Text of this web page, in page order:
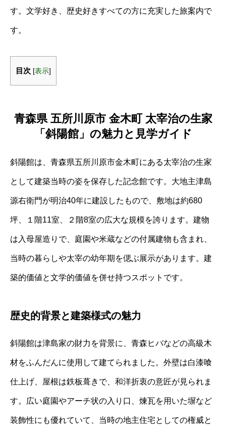
す。文学好き、歴史好きすべての方に充実した旅案内で
す。
目次 [表示]
青森県 五所川原市 金木町 太宰治の生家
「斜陽館」の魅力と見学ガイド
斜陽館は、青森県五所川原市金木町にある太宰治の生家
として建築当時の姿を保存した記念館です。大地主津島
源右衛門が明治40年に建設したもので、敷地は約680
坪、１階11室、２階8室の広大な規模を誇ります。建物
は入母屋造りで、庭園や米蔵などの付属建物も含まれ、
当時の暮らしや太宰の幼年期を偲ぶ展示があります。建
築的価値と文学的価値を併せ持つスポットです。
歴史的背景と建築様式の魅力
斜陽館は津島家の財力を背景に、青森ヒバなどの高級木
材をふんだんに使用して建てられました。外壁は白漆喰
仕上げ、屋根は鉄板葺きで、和洋折衷の意匠が見られま
す。広い庭園やアーチ状の入り口、煉瓦を用いた塀など
装飾性にも優れていて、当時の地主住宅としての権威と